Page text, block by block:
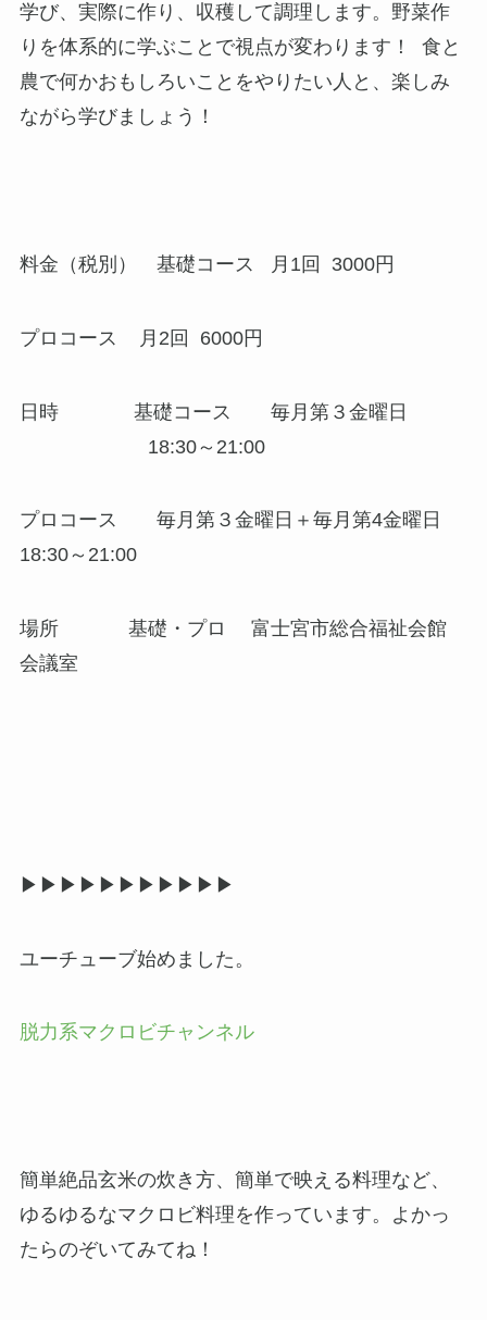
学び、実際に作り、収穫して調理します。野菜作
りを体系的に学ぶことで視点が変わります！ 食と
農で何かおもしろいことをやりたい人と、楽しみ
ながら学びましょう！
料金（税別） 基礎コース 月1回 3000円
プロコース 月2回 6000円
日時 基礎コース 毎月第３金曜日
18:30～21:00
プロコース 毎月第３金曜日＋毎月第4金曜日
18:30～21:00
場所 基礎・プロ 富士宮市総合福祉会館
会議室
▶︎▶︎▶︎▶︎▶︎▶︎▶︎▶︎▶︎▶︎▶︎
ユーチューブ始めました。
脱力系マクロビチャンネル
簡単絶品玄米の炊き方、簡単で映える料理など、
ゆるゆるなマクロビ料理を作っています。よかっ
たらのぞいてみてね！